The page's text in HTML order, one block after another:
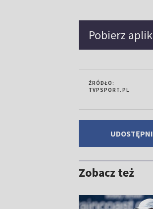
Pobierz
ŹRÓDŁO:
TVPSPORT.PL
Zobacz też